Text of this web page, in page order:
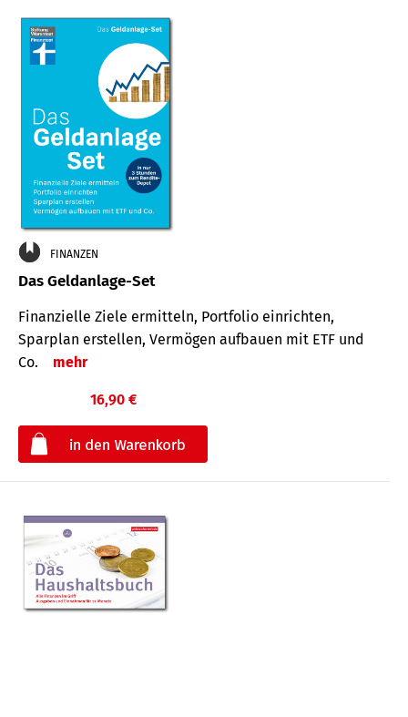
FINANZEN
Das Geldanlage-Set
Finanzielle Ziele ermitteln, Portfolio einrichten,
Sparplan erstellen, Vermögen aufbauen mit ETF und
Co.
mehr
16,90 €